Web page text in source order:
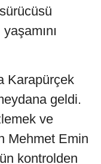
Karapürçek
geldi.
ve
Mehmet Emin
kontrolden